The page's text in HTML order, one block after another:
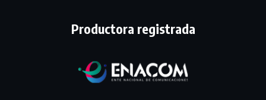
Productora registrada